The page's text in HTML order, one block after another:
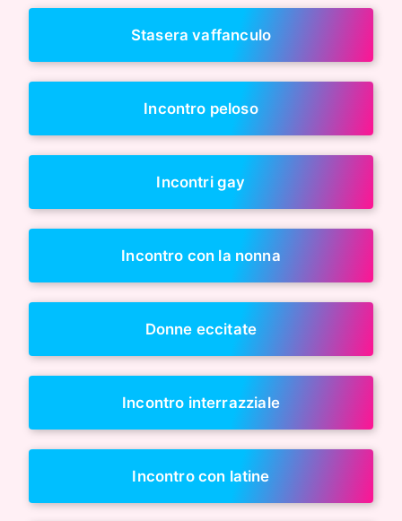
Stasera vaffanculo
Incontro peloso
Incontri gay
Incontro con la nonna
Donne eccitate
Incontro interrazziale
Incontro con latine